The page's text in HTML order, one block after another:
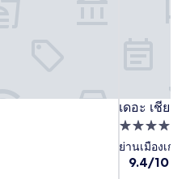
โรงแรม
ชาลา
นัมเบอร์
ซิก
เดอะ
เชียงใหม่
โอ
ลด์
เดอะ เชียง
เดอะ เชียง
ที่พัก
5.0
ดาว
ย่านเมืองเก่า
9.4
9.4/10